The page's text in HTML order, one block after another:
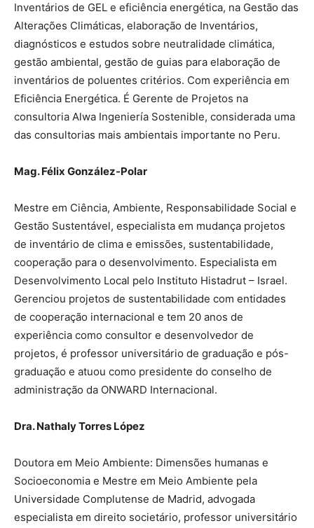
Inventários de GEL e eficiência energética, na Gestão das
Alterações Climáticas, elaboração de Inventários,
diagnósticos e estudos sobre neutralidade climática,
gestão ambiental, gestão de guias para elaboração de
inventários de poluentes critérios. Com experiência em
Eficiência Energética. É Gerente de Projetos na
consultoria Alwa Ingeniería Sostenible, considerada uma
das consultorias mais ambientais importante no Peru.
Mag. Félix González-Polar
Mestre em Ciência, Ambiente, Responsabilidade Social e
Gestão Sustentável, especialista em mudança projetos
de inventário de clima e emissões, sustentabilidade,
cooperação para o desenvolvimento. Especialista em
Desenvolvimento Local pelo Instituto Histadrut – Israel.
Gerenciou projetos de sustentabilidade com entidades
de cooperação internacional e tem 20 anos de
experiência como consultor e desenvolvedor de
projetos, é professor universitário de graduação e pós-
graduação e atuou como presidente do conselho de
administração da ONWARD Internacional.
Dra. Nathaly Torres López
Doutora em Meio Ambiente: Dimensões humanas e
Socioeconomia e Mestre em Meio Ambiente pela
Universidade Complutense de Madrid, advogada
especialista em direito societário, professor universitário